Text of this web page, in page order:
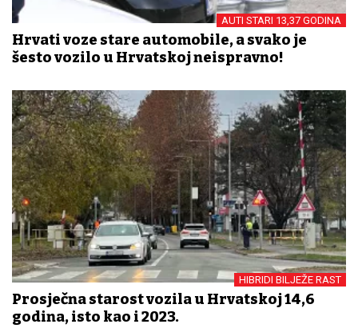
AUTI STARI 13,37 GODINA
Hrvati voze stare automobile, a svako je
šesto vozilo u Hrvatskoj neispravno!
HIBRIDI BILJEŽE RAST
Prosječna starost vozila u Hrvatskoj 14,6
godina, isto kao i 2023.